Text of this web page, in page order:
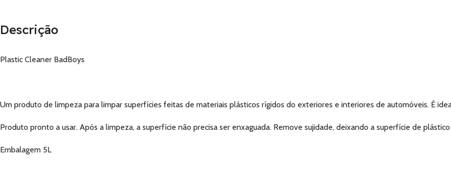
Descrição
Plastic Cleaner BadBoys
Um produto de limpeza para limpar superfícies feitas de materiais plásticos rígidos do exteriores e interiores de automóveis. É
Produto pronto a usar. Após a limpeza, a superfície não precisa ser enxaguada. Remove sujidade, deixando a superfície de
Embalagem 5L